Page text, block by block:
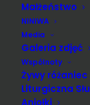
Małżeństwo
NINIWA
Media
Galeria zdjęć
Wspólnoty
Żywy różaniec
Liturgiczna
Aniołki